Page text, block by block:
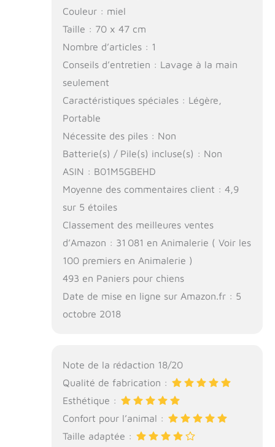
Couleur : miel
Taille : 70 x 47 cm
Nombre d’articles : 1
Conseils d’entretien : Lavage à la main
seulement
Caractéristiques spéciales : Légère,
Portable
Nécessite des piles : Non
Batterie(s) / Pile(s) incluse(s) : Non
ASIN : B01M5GBEHD
Moyenne des commentaires client : 4,9
sur 5 étoiles
Classement des meilleures ventes
d’Amazon : 31 081 en Animalerie ( Voir les
100 premiers en Animalerie )
493 en Paniers pour chiens
Date de mise en ligne sur Amazon.fr : 5
octobre 2018
Note de la rédaction 18/20
Qualité de fabrication :
Esthétique :
Confort pour l’animal :
Taille adaptée :